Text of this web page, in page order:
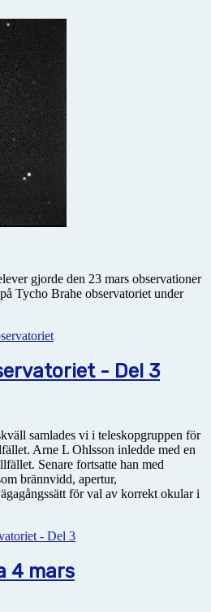
gjorde den 23 mars observationer
Tycho Brahe observatoriet under
- Del 3
samlades vi i teleskopgruppen för
Arne L Ohlsson inledde med en
Senare fortsatte han med
brännvidd, apertur,
för val av korrekt okular i
- Del 3
4 mars